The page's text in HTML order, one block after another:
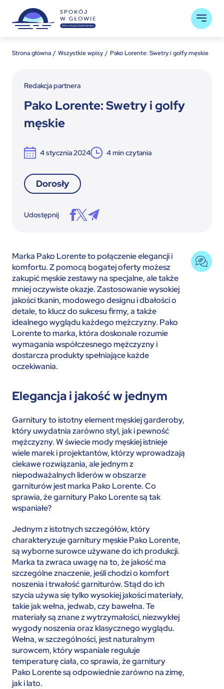
Strona główna Wszystkie wpisy Pako Lorente: Swetry i golfy męskie
Redakcja partnera
Pako Lorente: Swetry i golfy
męskie
4 stycznia 2024 4min czytania
Dorosły
Udostępnij
Marka Pako Lorente to połączenie elegancji i
komfortu. Z pomocą bogatej oferty możesz
zakupić męskie zestawy na specjalne, ale także
mniej oczywiste okazje. Zastosowanie wysokiej
jakości tkanin, modowego designu i dbałości o
detale, to klucz do sukcesu firmy, a także
idealnego wyglądu każdego mężczyzny. Pako
Lorente to marka, która doskonale rozumie
wymagania współczesnego mężczyzny i
dostarcza produkty spełniające każde
oczekiwania.
Elegancja i jakość w jednym
Garnitury to istotny element męskiej garderoby,
który uwydatnia zarówno styl, jak i pewność
mężczyzny. W świecie mody męskiej istnieje
wiele marek i projektantów, którzy wprowadzają
ciekawe rozwiązania, ale jednym z
niepodważalnych liderów w obszarze
garniturów jest marka Pako Lorente. Co
sprawia, że garnitury Pako Lorente są tak
wspaniałe?
Jednym z istotnych szczegółów, który
charakteryzuje garnitury męskie Pako Lorente,
są wyborne surowce używane do ich produkcji.
Marka ta zwraca uwagę na to, że jakość ma
szczególne znaczenie, jeśli chodzi o komfort
noszenia i trwałość garniturów. Stąd do ich
szycia używa się tylko wysokiej jakości materiały,
takie jak wełna, jedwab, czy bawełna. Te
materiały są znane z wytrzymałości, niezwykłej
wygody noszenia oraz klasycznego wyglądu.
Wełna, w szczególności, jest naturalnym
surowcem, który wspaniale reguluje
temperaturę ciała, co sprawia, że garnitury
Pako Lorente są odpowiednie zarówno na zimę,
jak i lato.